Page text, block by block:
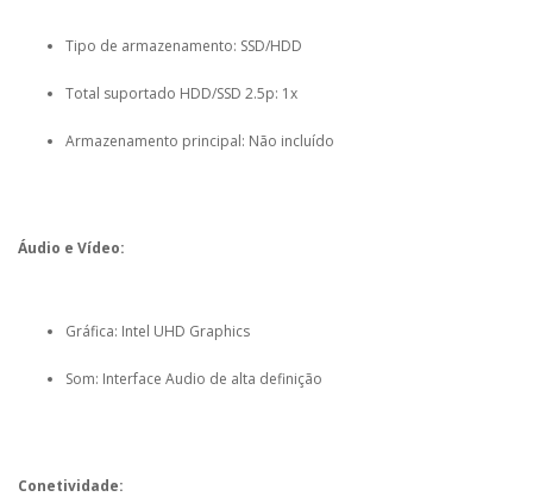
Tipo de armazenamento: SSD/HDD
Total suportado HDD/SSD 2.5p: 1x
Armazenamento principal: Não incluído
Áudio e Vídeo:
Gráfica: Intel UHD Graphics
Som: Interface Audio de alta definição
Conetividade: